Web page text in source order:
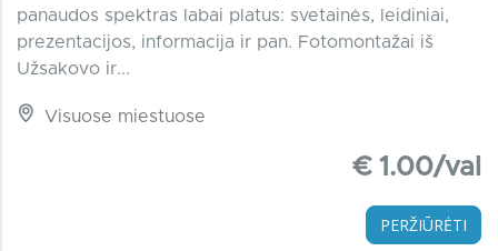
panaudos spektras labai platus: svetainės, leidiniai,
prezentacijos, informacija ir pan. Fotomontažai iš
Užsakovo ir...
Visuose miestuose
€ 1.00/val
PERŽIŪRĖTI